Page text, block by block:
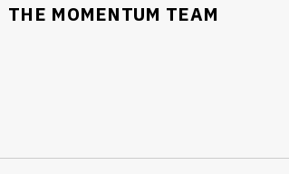
THE MOMENTUM TEAM
า